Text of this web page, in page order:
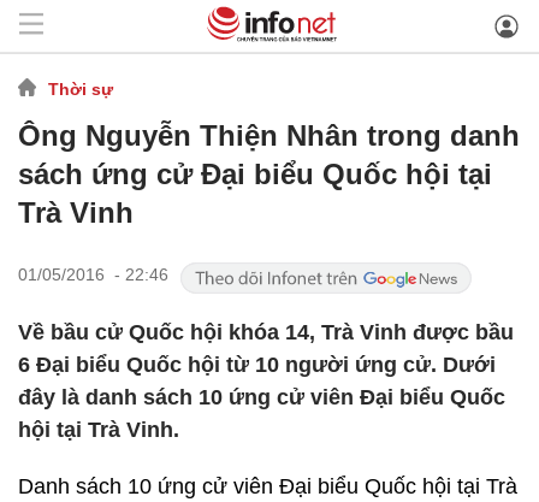
Thời sự
Ông Nguyễn Thiện Nhân trong danh
sách ứng cử Đại biểu Quốc hội tại
Trà Vinh
01/05/2016 - 22:46
Về bầu cử Quốc hội khóa 14, Trà Vinh được bầu
6 Đại biểu Quốc hội từ 10 người ứng cử. Dưới
đây là danh sách 10 ứng cử viên Đại biểu Quốc
hội tại Trà Vinh.
Danh sách 10 ứng cử viên Đại biểu Quốc hội tại Trà